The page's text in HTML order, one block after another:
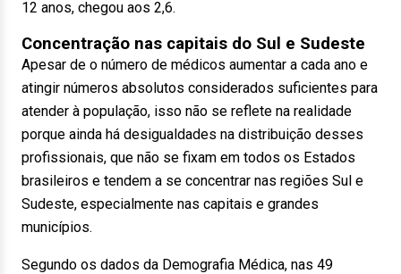
12 anos, chegou aos 2,6.
Concentração nas capitais do Sul e Sudeste
Apesar de o número de médicos aumentar a cada ano e
atingir números absolutos considerados suficientes para
atender à população, isso não se reflete na realidade
porque ainda há desigualdades na distribuição desses
profissionais, que não se fixam em todos os Estados
brasileiros e tendem a se concentrar nas regiões Sul e
Sudeste, especialmente nas capitais e grandes
municípios.
Segundo os dados da Demografia Médica, nas 49